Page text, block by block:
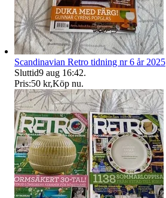
Scandinavian Retro tidning nr 6 år 2025
Sluttid9 aug 16:42.
Pris:50 kr,Köp nu.